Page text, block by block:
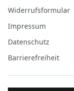
Widerrufsformular
Impressum
Datenschutz
Barrierefreiheit